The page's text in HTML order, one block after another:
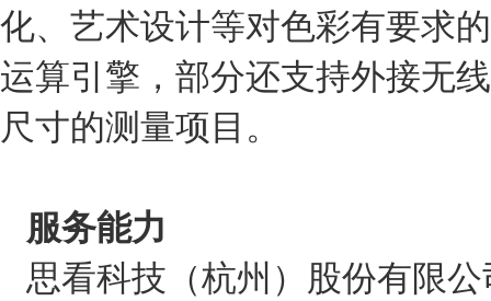
化、艺术设计等对色彩有要求
运算引擎，部分还支持外接无
尺寸的测量项目。
服务能力
思看科技（杭州）股份有限